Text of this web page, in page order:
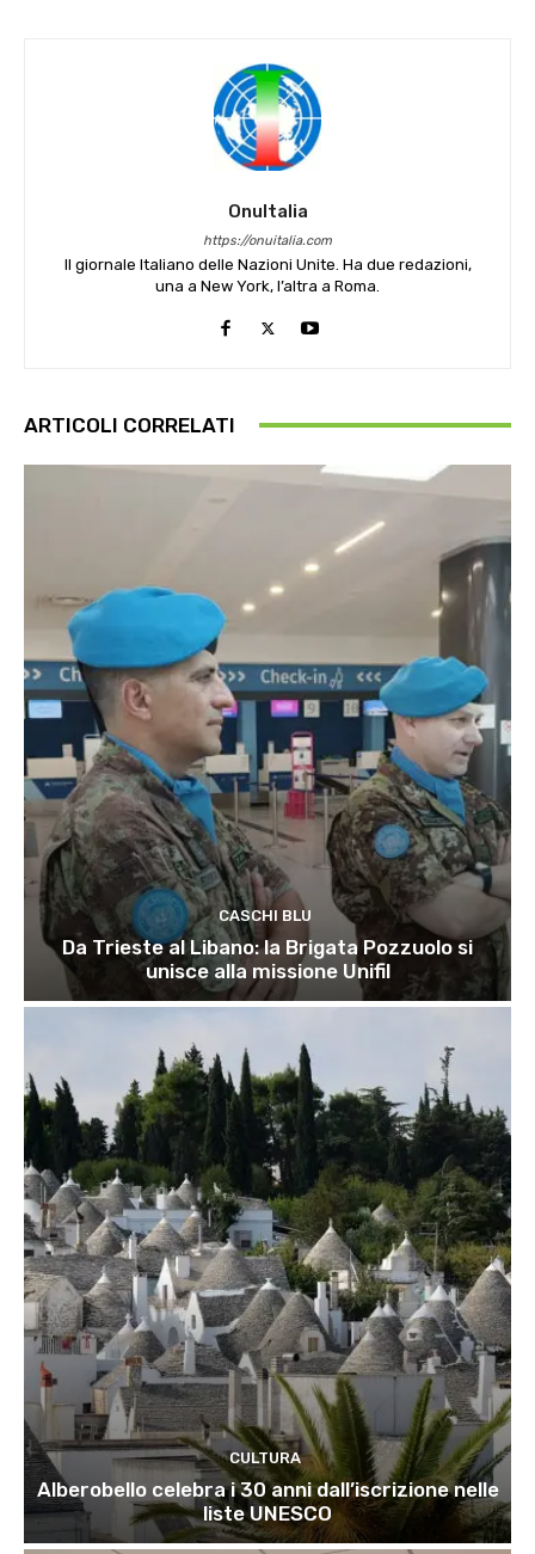
OnuItalia
https://onuitalia.com
Il giornale Italiano delle Nazioni Unite. Ha due redazioni,
una a New York, l’altra a Roma.
ARTICOLI CORRELATI
CASCHI BLU
Da Trieste al Libano: la Brigata Pozzuolo si
unisce alla missione Unifil
CULTURA
Alberobello celebra i 30 anni dall’iscrizione nelle
liste UNESCO